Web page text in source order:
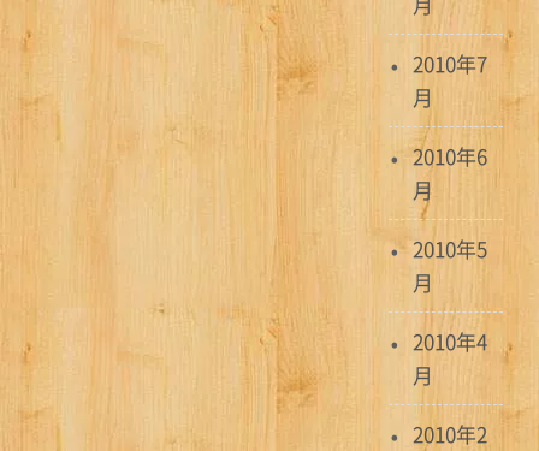
2010年7
月
2010年6
月
2010年5
月
2010年4
月
2010年2